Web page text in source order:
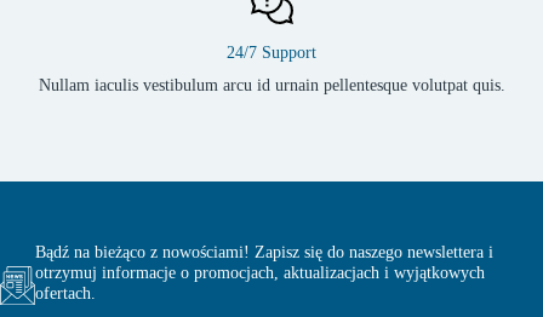
24/7 Support
Nullam iaculis vestibulum arcu id urnain pellentesque volutpat quis.
Bądź na bieżąco z nowościami! Zapisz się do naszego newslettera i
otrzymuj informacje o promocjach, aktualizacjach i wyjątkowych
ofertach.